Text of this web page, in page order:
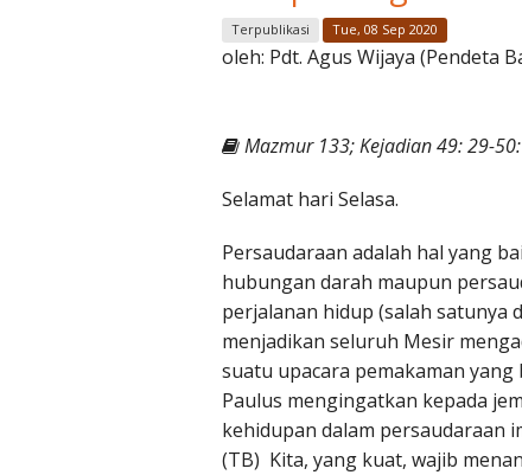
Terpublikasi Tue, 08 Sep 2020
oleh: Pdt. Agus Wijaya (Pendeta
Mazmur 133; Kejadian 49: 29-
Selamat hari Selasa.
Persaudaraan adalah hal yang
hubungan darah maupun
perjalanan hidup (salah satunya
menjadikan seluruh Mesir
suatu upacara pemakaman
Paulus mengingatkan kepada
kehidupan dalam persaudaraan
(TB) Kita, yang kuat, wajib